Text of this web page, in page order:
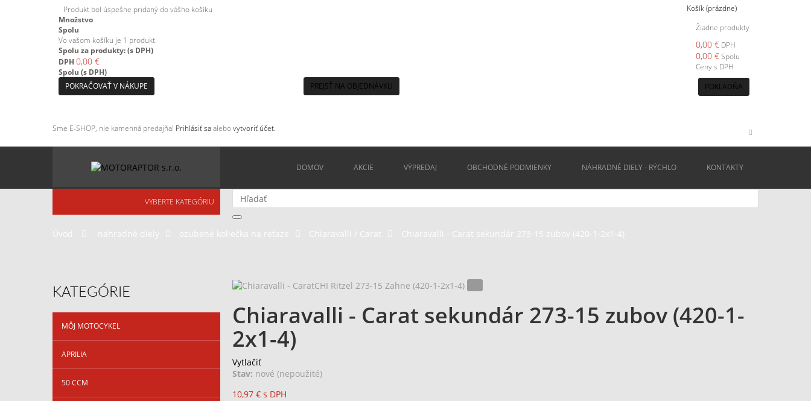
Košík(prázdne)
Žiadne produkty
0,00 € DPH
0,00 €Spolu
Ceny s DPH
POKLADŇA
Produkt bol úspešne pridaný do vášho košíku
Množstvo
Spolu
Vo vašom košíku je 1 produkt.
Spolu za produkty: (s DPH)
DPH 0,00 €
Spolu (s DPH)
POKRAČOVAŤ V NÁKUPE
PREJSŤ NA OBJEDNÁVKU
Sme E-SHOP, nie kamenná predajňa! Prihlásiť saalebovytvoriť účet.
DOMOV AKCIE VÝPREDAJ OBCHODNÉ PODMIENKY NÁHRADNÉ DIELY - RÝCHLO KONTAKTY
VYBERTE KATEGÓRIU
Úvod náhradné diely ozubené koliečka na reťaze Chiaravalli / Carat Chiaravalli - Carat sekundár 273-15 zubov (420-1-2x1-4)
KATEGÓRIE
MÔJ MOTOCYKEL
APRILIA
50 CCM
Chiaravalli - Carat sekundár 273-15 zubov (420-1-
2x1-4)
Vytlačiť
Stav: nové (nepoužité)
10,97 €s DPH